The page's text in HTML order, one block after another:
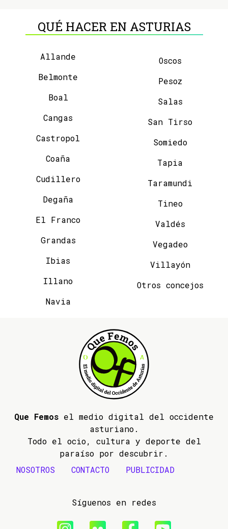
QUÉ HACER EN ASTURIAS
Allande
Belmonte
Boal
Cangas
Castropol
Coaña
Cudillero
Degaña
El Franco
Grandas
Ibias
Illano
Navia
Oscos
Pesoz
Salas
San Tirso
Somiedo
Tapia
Taramundi
Tineo
Valdés
Vegadeo
Villayón
Otros concejos
Que Femos el medio digital del occidente
asturiano.
Todo el ocio, cultura y deporte del
paraíso por descubrir.
NOSOTROS
CONTACTO PUBLICIDAD
Síguenos en redes